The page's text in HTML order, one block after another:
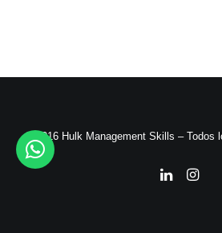
© 2016 Hulk Management Skills – Todos